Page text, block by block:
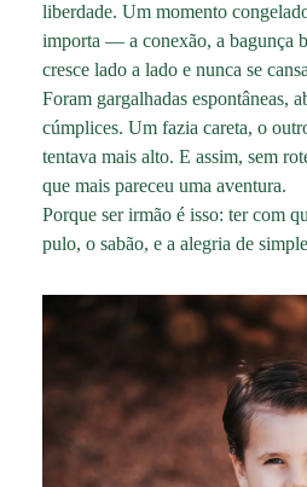
liberdade. Um momento
importa — a conexão, a bagunça
cresce lado a lado e nunca se
Foram gargalhadas espontâneas,
cúmplices. Um fazia careta, o
tentava mais alto. E assim, sem
que mais pareceu uma aventura.
Porque ser irmão é isso: ter com
pulo, o sabão, e a alegria de